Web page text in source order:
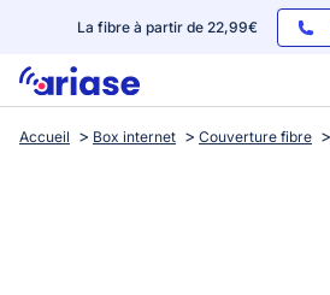
La fibre à partir de 22,99€
Box internet
Accueil Box internet Couverture fibre